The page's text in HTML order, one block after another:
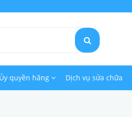
Ủy quyền hãng Dịch vụ sửa chữa